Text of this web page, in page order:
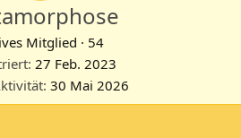
Mitglied · 54
27 Feb. 2023
30 Mai 2026